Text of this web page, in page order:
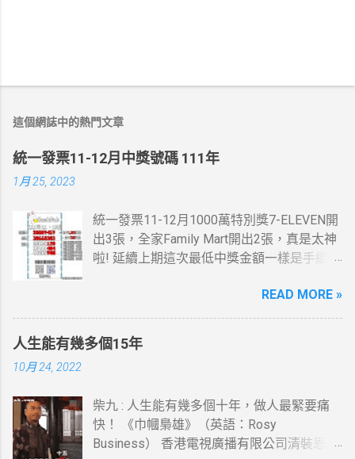
這個網誌中的熱門文章
統一發票11-12月中獎號碼 111年
1月 25, 2023
統一發票11-12月1000萬特別獎7-ELEVEN開
出3張，全家Family Mart開出2張，真是太神
啦! 延續上期這次最低中獎金額一樣是手續
萬特獎7-ELEVEN跟全家Family Mar又有貢獻
了，這些地方我都有去， 最幸運的人是花20
元停車費就中了。 桃園市蘆竹區中獎機率感
覺挺高的，想當年也在那住過幾年....
READ MORE »
人生能有幾多個15年
10月 24, 2022
柴九 : 人生能有幾多個十年，做人最緊要痛
快！ 《巾幗梟雄》（英語：Rosy
Business） 香港電視廣播有限公司清裝恩仇